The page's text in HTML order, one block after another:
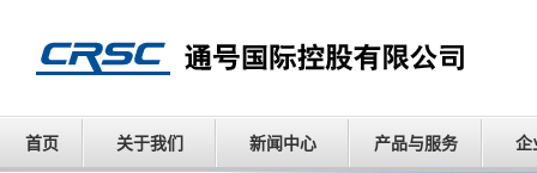
首页 关于我们 新闻中心 产品与服务 企